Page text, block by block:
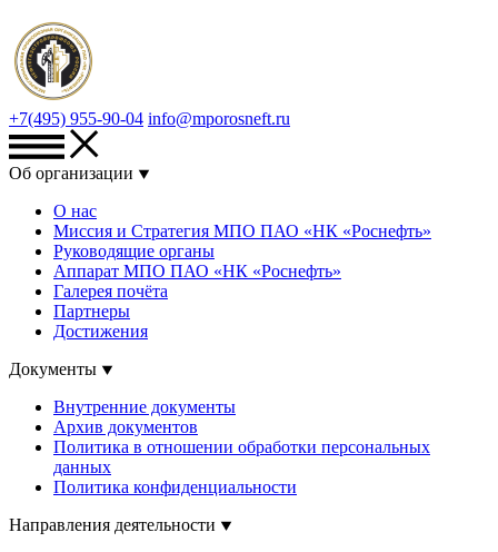
+7(495) 955-90-04 info@mporosneft.ru
Об организации
О нас
Миссия и Стратегия МПО ПАО «НК «Роснефть»
Руководящие органы
Аппарат МПО ПАО «НК «Роснефть»
Галерея почёта
Партнеры
Достижения
Документы
Внутренние документы
Архив документов
Политика в отношении обработки персональных
данных
Политика конфиденциальности
Направления деятельности